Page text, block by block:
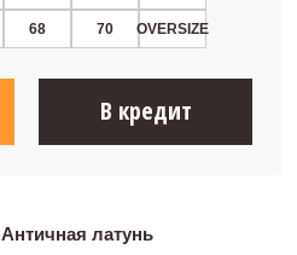
68 70 OVERSIZE
В кредит
Античная латунь